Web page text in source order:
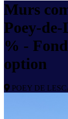
Murs
Poey-
% -
option
POEY DE